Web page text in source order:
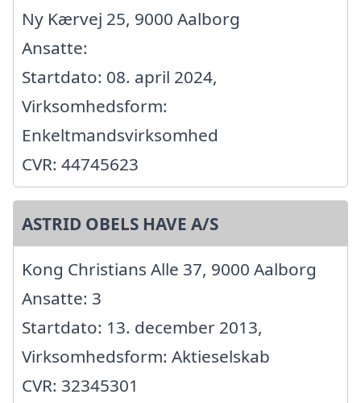
Ny Kærvej 25, 9000 Aalborg
Ansatte:
Startdato: 08. april 2024,
Virksomhedsform:
Enkeltmandsvirksomhed
CVR: 44745623
ASTRID OBELS HAVE A/S
Kong Christians Alle 37, 9000 Aalborg
Ansatte: 3
Startdato: 13. december 2013,
Virksomhedsform: Aktieselskab
CVR: 32345301